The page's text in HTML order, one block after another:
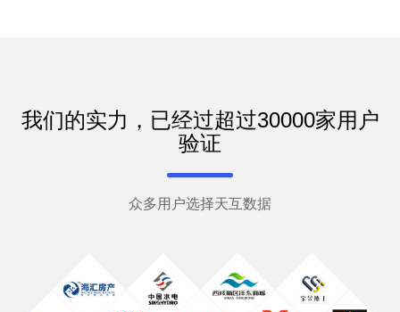
我们的实力，已经过超过30000家用户
验证
众多用户选择天互数据